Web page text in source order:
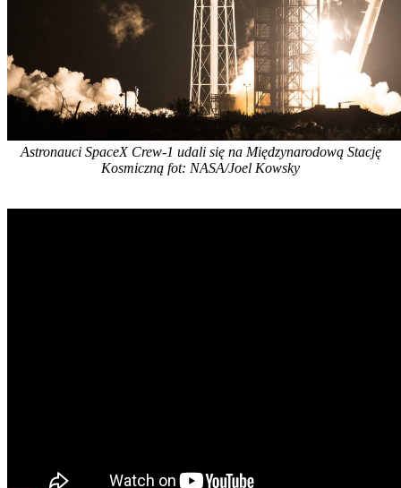
Astronauci SpaceX Crew-1 udali się na Międzynarodową Stację
Kosmiczną fot: NASA/Joel Kowsky